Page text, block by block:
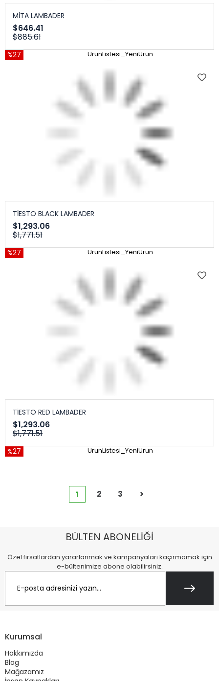
MİTA LAMBADER
$646.41
$885.61
%27 UrunListesi_YeniUrun
TİESTO BLACK LAMBADER
$1,293.06
$1,771.51
%27 UrunListesi_YeniUrun
TİESTO RED LAMBADER
$1,293.06
$1,771.51
%27 UrunListesi_YeniUrun
1 2 3 >
BÜLTEN ABONELİĞİ
Özel fırsatlardan yararlanmak ve kampanyaları kaçırmamak için
e-bültenimize abone olabilirsiniz.
Kurumsal
Hakkımızda
Blog
Mağazamız